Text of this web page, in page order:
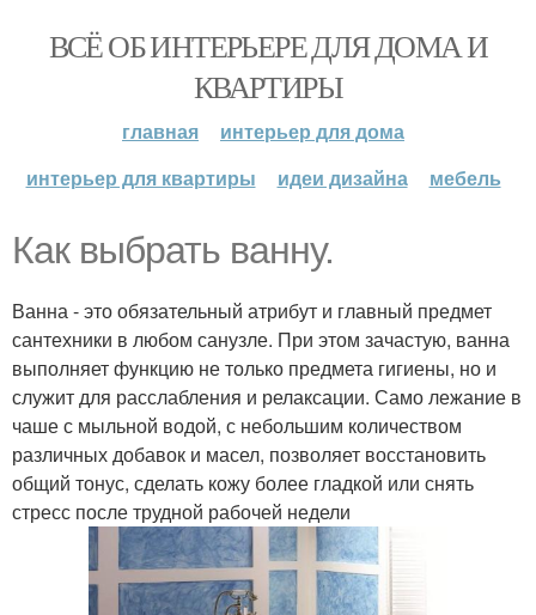
ВСЁ ОБ ИНТЕРЬЕРЕ ДЛЯ ДОМА И
КВАРТИРЫ
главная
интерьер для дома
интерьер для квартиры
идеи дизайна мебель
Как выбрать ванну.
Ванна - это обязательный атрибут и главный предмет
сантехники в любом санузле. При этом зачастую, ванна
выполняет функцию не только предмета гигиены, но и
служит для расслабления и релаксации. Само лежание в
чаше с мыльной водой, с небольшим количеством
различных добавок и масел, позволяет восстановить
общий тонус, сделать кожу более гладкой или снять
стресс после трудной рабочей недели